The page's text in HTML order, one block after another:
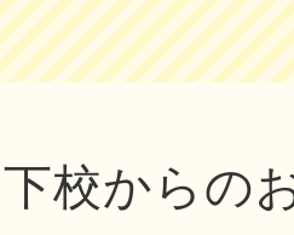
校からの